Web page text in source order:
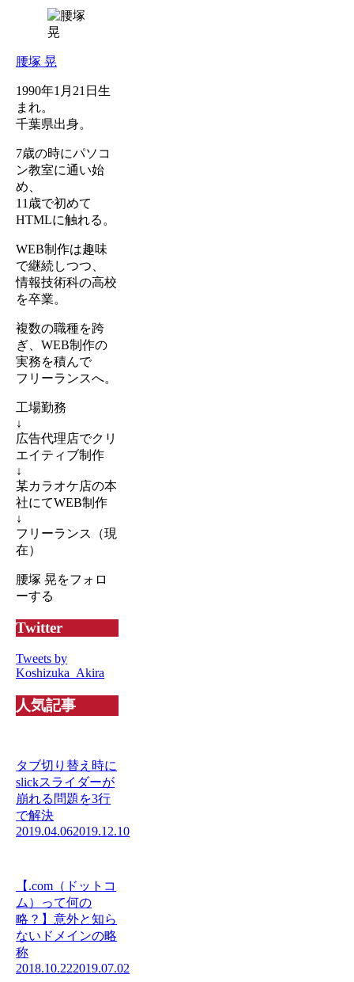
腰塚 晃
1990年1月21日生
まれ。
千葉県出身。
7歳の時にパソコ
ン教室に通い始
め、
11歳で初めて
HTMLに触れる。
WEB制作は趣味
で継続しつつ、
情報技術科の高校
を卒業。
複数の職種を跨
ぎ、WEB制作の
実務を積んで
フリーランスへ。
工場勤務
↓
広告代理店でクリ
エイティブ制作
↓
某カラオケ店の本
社にてWEB制作
↓
フリーランス（現
在）
腰塚 晃をフォロ
ーする
Twitter
Tweets by
Koshizuka_Akira
人気記事
タブ切り替え時に
slickスライダーが
崩れる問題を3行
で解決
2019.04.062019.12.10
【.com（ドットコ
ム）って何の
略？】意外と知ら
ないドメインの略
称
2018.10.222019.07.02